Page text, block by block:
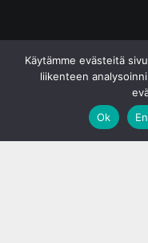
Käytämme evästeitä
liikenteen
Ok